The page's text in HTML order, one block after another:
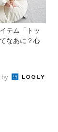
テム「トッ
なあに？心
by